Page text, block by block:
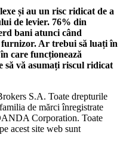
și au un risc ridicat de a
de levier. 76% din
bani atunci când
Ar trebui să luați în
care funcționează
să vă asumați riscul ridicat
S.A. Toate drepturile
de mărci înregistrate
Corporation. Toate
acest site web sunt